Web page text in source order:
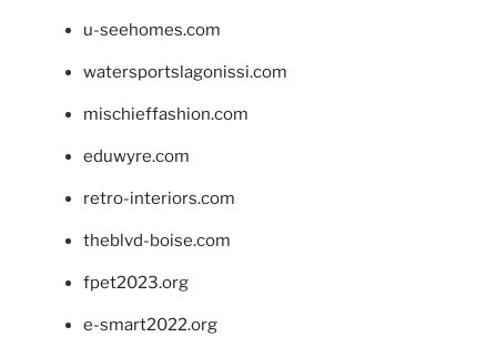
u-seehomes.com
watersportslagonissi.com
mischieffashion.com
eduwyre.com
retro-interiors.com
theblvd-boise.com
fpet2023.org
e-smart2022.org